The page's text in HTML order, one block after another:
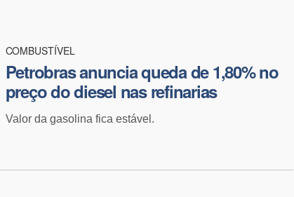
COMBUSTÍVEL
​Petrobras anuncia queda de 1,80% no
preço do diesel nas refinarias
Valor da gasolina fica estável.